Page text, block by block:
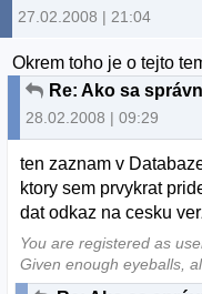
27.02.2008 | 21:04
Okrem toho je o tejto
Re: Ako sa
28.02.2008 | 09:29
ten zaznam v
ktory sem prvykrat
dat odkaz na cesku
You are registered as
Given enough eyeballs,